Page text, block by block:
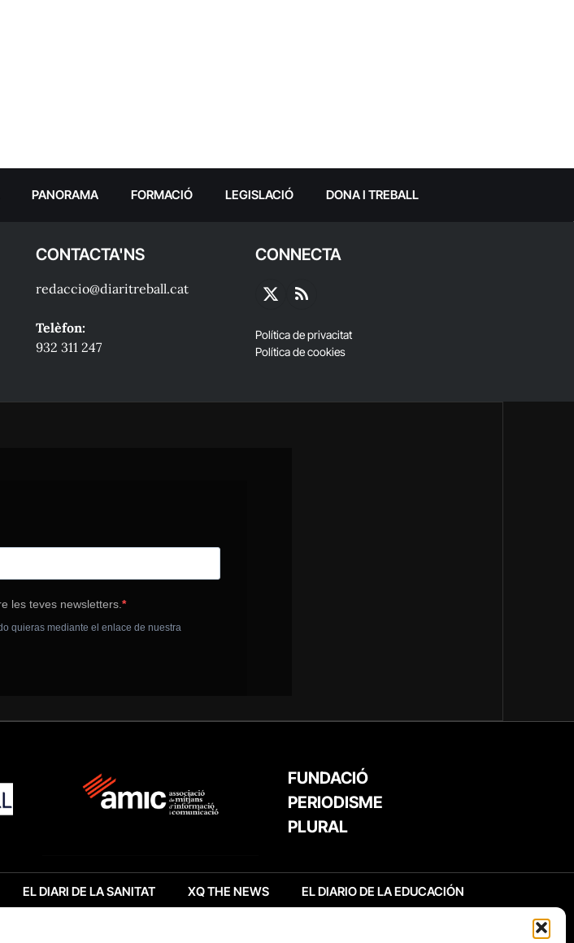
PANORAMA FORMACIÓ LEGISLACIÓ DONA I TREBALL
CONTACTA'NS
redaccio@diaritreball.cat
Telèfon:
932 311 247
CONNECTA
X
RSS
Política de privacitat
Política de cookies
FUNDACIÓ
PERIODISME
PLURAL
EL DIARI DE LA SANITAT XQ THE NEWS EL DIARIO DE LA EDUCACIÓN